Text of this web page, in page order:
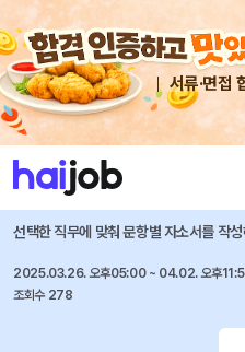
서류·면접
채용공고 자소서 자유항목 자소서 내
아세아시멘트 즐겨찾기
2025년 신입사원 모집(연
선택한 직무에 맞춰 문항별 자소서를 작
2025.03.26. 오후05:00 ~ 04.02. 오후
조회수 278